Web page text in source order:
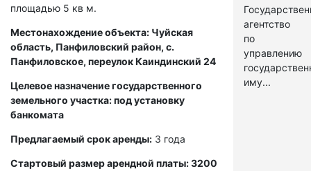
площадью 5 кв м.
Местонахождение объекта: Чуйская
область, Панфиловский район, с.
Панфиловское, переулок Каиндинский 24
Целевое назначение государственного
земельного участка: под установку
банкомата
Предлагаемый срок аренды: 3 года
Стартовый размер арендной платы: 3200
агентство
по
управлению
иму...